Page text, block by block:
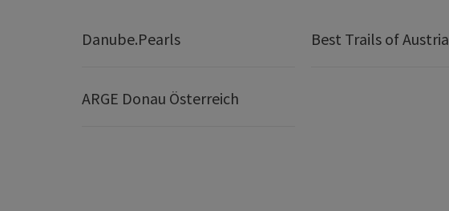
Danube.Pearls Best Trails of Austria
ARGE Donau Österreich